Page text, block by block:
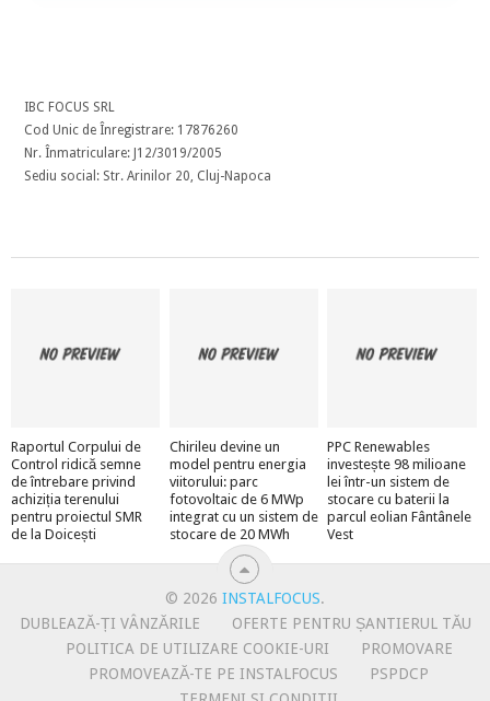
IBC FOCUS SRL
Cod Unic de Înregistrare: 17876260
Nr. Înmatriculare: J12/3019/2005
Sediu social: Str. Arinilor 20, Cluj-Napoca
Raportul Corpului de
Control ridică semne
de întrebare privind
achiziția terenului
pentru proiectul SMR
de la Doicești
Chirileu devine un
model pentru energia
viitorului: parc
fotovoltaic de 6 MWp
integrat cu un sistem de
stocare de 20 MWh
PPC Renewables
investește 98 milioane
lei într-un sistem de
stocare cu baterii la
parcul eolian Fântânele
Vest
© 2026 INSTALFOCUS.
DUBLEAZĂ-ȚI VÂNZĂRILE
OFERTE PENTRU ȘANTIERUL TĂU
POLITICA DE UTILIZARE COOKIE-URI
PROMOVARE
PROMOVEAZĂ-TE PE INSTALFOCUS
PSPDCP